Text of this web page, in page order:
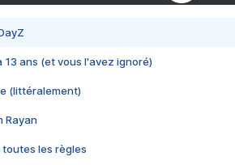
13 ans (et vous l'avez ignoré)
(littéralement)
Rayan
toutes les règles